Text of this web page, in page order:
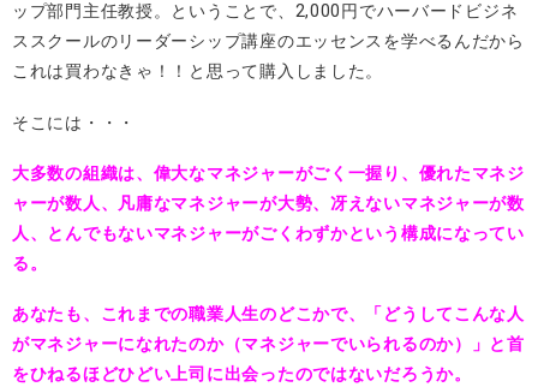
ップ部門主任教授。ということで、2,000円でハーバードビジネ
ススクールのリーダーシップ講座のエッセンスを学べるんだから
これは買わなきゃ！！と思って購入しました。
そこには・・・
大多数の組織は、偉大なマネジャーがごく一握り、優れたマネジ
ャーが数人、凡庸なマネジャーが大勢、冴えないマネジャーが数
人、とんでもないマネジャーがごくわずかという構成になってい
る。
あなたも、これまでの職業人生のどこかで、「どうしてこんな人
がマネジャーになれたのか（マネジャーでいられるのか）」と首
をひねるほどひどい上司に出会ったのではないだろうか。